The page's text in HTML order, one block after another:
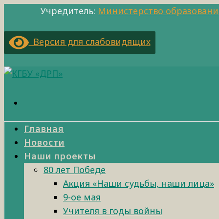
Учредитель: Министерство
Версия для слабовидящих
Главная
Новости
Наши проекты
80 лет Победе
Акция «Наши судьбы, наши лица»
9-ое мая
Учителя в годы войны